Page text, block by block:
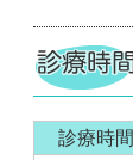
診療時間